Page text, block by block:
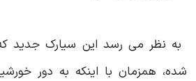
شده، همزمان با اینکه به دور